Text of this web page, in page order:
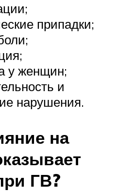
припадки;
у женщин;
и
нарушения.
на
ГВ?